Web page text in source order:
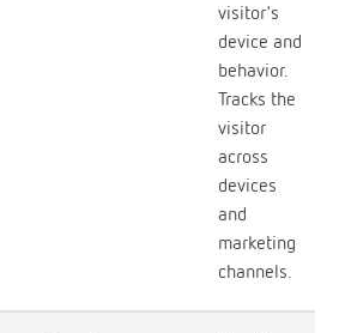
visitor's
device and
behavior.
Tracks the
visitor
across
devices
and
marketing
channels.